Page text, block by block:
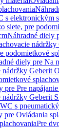
s elektronickým
siete, pre
Náhradné diely
podomietkové
diely pre Na
Geberit
pre Pre
Geberit
s
pre Ovládania
Pre